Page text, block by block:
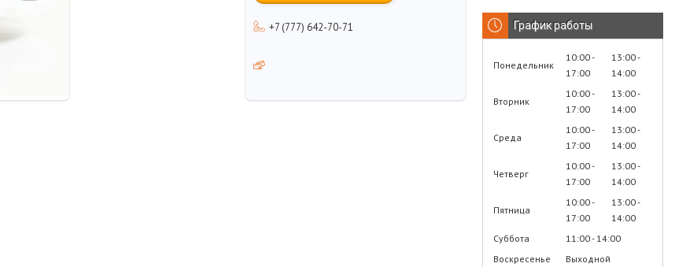
+7 (777) 642-70-71 График работы
Понедельник
10:00
17:00
13:00
14:00
Вторник
10:00
17:00
13:00
14:00
Среда
10:00
17:00
13:00
14:00
Четверг
10:00
17:00
13:00
14:00
Пятница
10:00
17:00
13:00
14:00
Суббота
11:00 14:00
Воскресенье
Выходной